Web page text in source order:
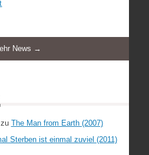
News →
The Man from Earth (2007)
Sterben ist einmal zuviel (2011)